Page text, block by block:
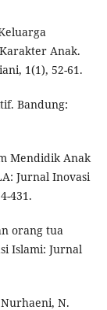
Anak.
1(1), 52-61.
Bandung:
Mendidik Anak
Jurnal Inovasi
431.
orang tua
Islami: Jurnal
N.